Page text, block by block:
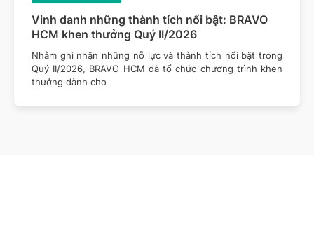
Vinh danh những thành tích nổi bật: BRAVO
HCM khen thưởng Quý II/2026
Nhằm ghi nhận những nỗ lực và thành tích nổi bật trong
Quý II/2026, BRAVO HCM đã tổ chức chương trình khen
thưởng dành cho